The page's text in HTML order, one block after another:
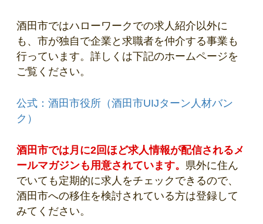
酒田市ではハローワークでの求人紹介以外に
も、市が独自で企業と求職者を仲介する事業も
行っています。詳しくは下記のホームページを
ご覧ください。
公式：酒田市役所（酒田市UIJターン人材バン
ク）
酒田市では月に2回ほど求人情報が配信されるメ
ールマガジンも用意されています。 県外に住ん
でいても定期的に求人をチェックできるので、
酒田市への移住を検討されている方は登録して
みてください。